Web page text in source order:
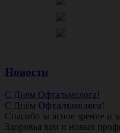
Новости
С Днём Офтальмолога!
С Днём Офтальмолога!
Спасибо за ясное зрение и
Здоровья вам и новых